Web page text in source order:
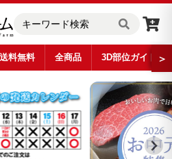
送料無料 全商品 3D部位ガイド ＞